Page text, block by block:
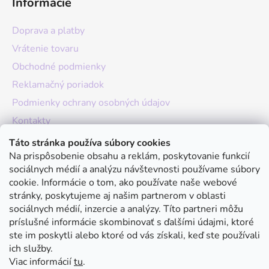
Táto stránka používa súbory cookies
Na prispôsobenie obsahu a reklám, poskytovanie funkcií
sociálnych médií a analýzu návštevnosti používame súbory
cookie. Informácie o tom, ako používate naše webové
stránky, poskytujeme aj našim partnerom v oblasti
sociálnych médií, inzercie a analýzy. Títo partneri môžu
príslušné informácie skombinovať s ďalšími údajmi, ktoré
ste im poskytli alebo ktoré od vás získali, keď ste používali
ich služby.
Viac informáciítu.
Doprava a platby
Vrátenie tovaru
Obchodné podmienky
Reklamačný poriadok
Podmienky ochrany osobných údajov
Kontakty
O nás
Hodnotenie obchodu
Moja objednávka
Instagram